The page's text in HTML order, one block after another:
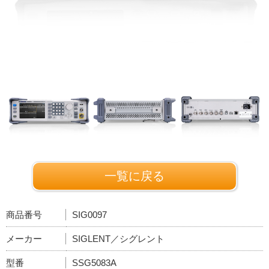
一覧に戻る
商品番号 SIG0097
メーカー SIGLENT／シグレント
型番 SSG5083A